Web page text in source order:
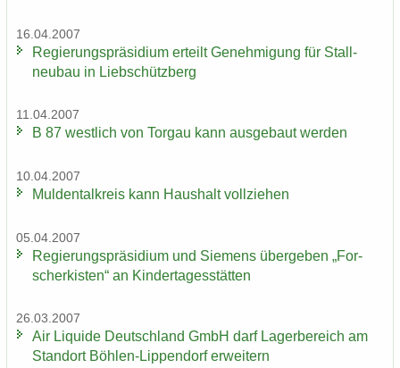
16.04.2007
Re­gie­rungs­prä­si­di­um er­teilt Ge­neh­mi­gung für Stall­
neu­bau in Lieb­schütz­berg
11.04.2007
B 87 west­lich von Tor­gau kann aus­ge­baut wer­den
10.04.2007
Mul­den­tal­kreis kann Haus­halt voll­zie­hen
05.04.2007
Re­gie­rungs­prä­si­di­um und Sie­mens über­ge­ben „For­
scher­kis­ten“ an Kin­der­ta­ges­stät­ten
26.03.2007
Air Li­qui­de Deutsch­land GmbH darf La­ger­be­reich am
Stand­ort Böhlen-​Lippendorf er­wei­tern